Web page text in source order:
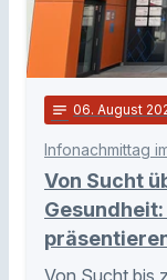
notes 06. August
Infonachmittag
Von Sucht
Von Sucht bis